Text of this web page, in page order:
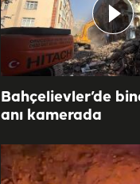
Bahçelievler’de
anı kamerada